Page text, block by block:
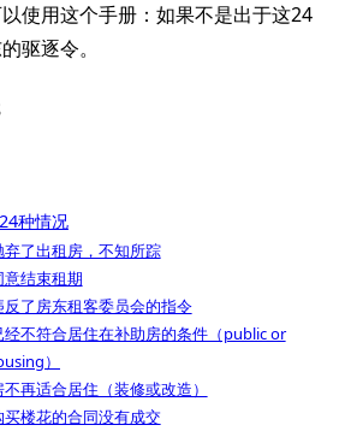
使用这个手册：如果不是出于这24
驱逐令。
种情况
弃了出租房，不知所踪
意结束租期
了房东租客委员会的指令
经不符合居住在补助房的条件（public or
）
再适合居住（装修或改造）
楼花的合同没有成交